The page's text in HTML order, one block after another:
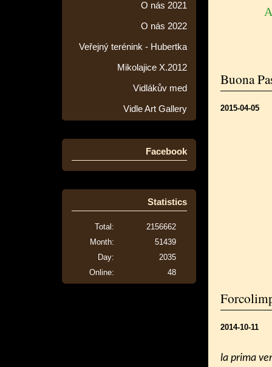
O nás 2021
O nás 2022
Veřejný terénink - Hubertka
Mikolajice X.2012
Vidlákův med
Vidle Art Gallery
Facebook
Statistics
Online: 48
Total:
2156662
Month:
51439
Day:
2035
Buona
2015-04-05
2014-10-11
la prima